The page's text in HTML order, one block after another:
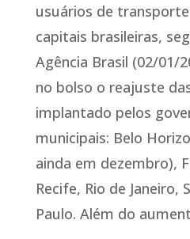
usuários de
capitais brasileiras,
Agência Brasil (02/01/
no bolso o reajuste
implantado pelos
municipais: Belo
ainda em dezembro),
Recife, Rio de Janeiro,
Paulo. Além do